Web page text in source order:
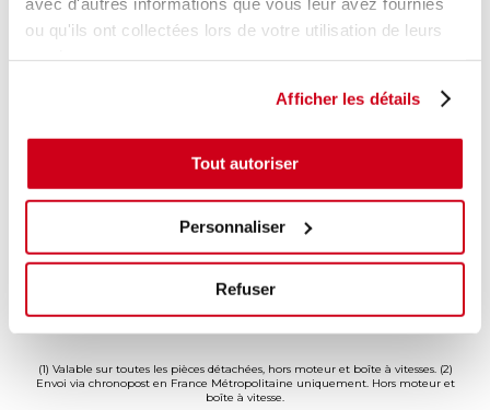
ou qu'ils ont collectées lors de votre utilisation de leurs
Afficher les détails
Tout autoriser
Personnaliser
Refuser
jusqu'à 2
(1)
Livraison dès
24h
en France
(1) Valable sur toutes les pièces détachées, hors moteur et boîte à vitesses. (2)
Envoi via chronopost en France Métropolitaine uniquement. Hors moteur et
boîte à vitesse.